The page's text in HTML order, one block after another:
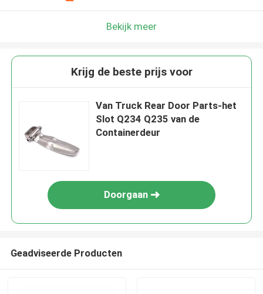
Bekijk meer
Krijg de beste prijs voor
Van Truck Rear Door Parts-het
Slot Q234 Q235 van de
Containerdeur
Doorgaan
Geadviseerde Producten